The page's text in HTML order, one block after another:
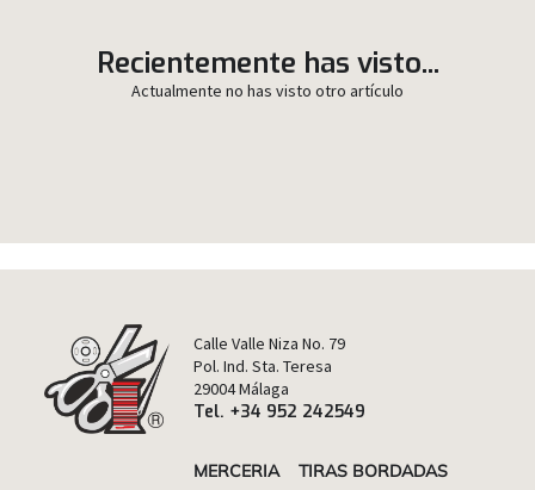
Recientemente has visto...
Actualmente no has visto otro artículo
Calle Valle Niza No. 79
Pol. Ind. Sta. Teresa
29004 Málaga
Tel. +34 952 242549
MERCERIA
TIRAS BORDADAS